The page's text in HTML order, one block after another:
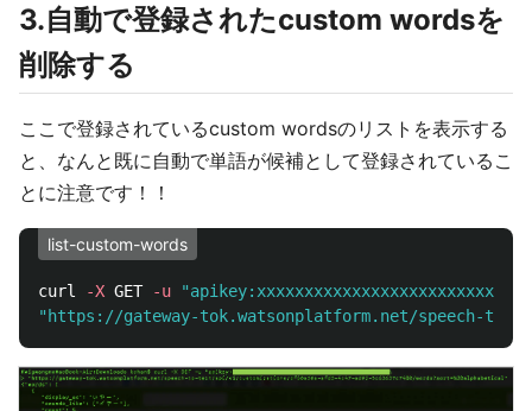
3.自動で登録されたcustom wordsを
削除する
ここで登録されているcustom wordsのリストを表示する
と、なんと既に自動で単語が候補として登録されているこ
とに注意です！！
list-custom-words
curl -X GET -u
"https://gateway-tok.watsonplatform.net/speech-to-